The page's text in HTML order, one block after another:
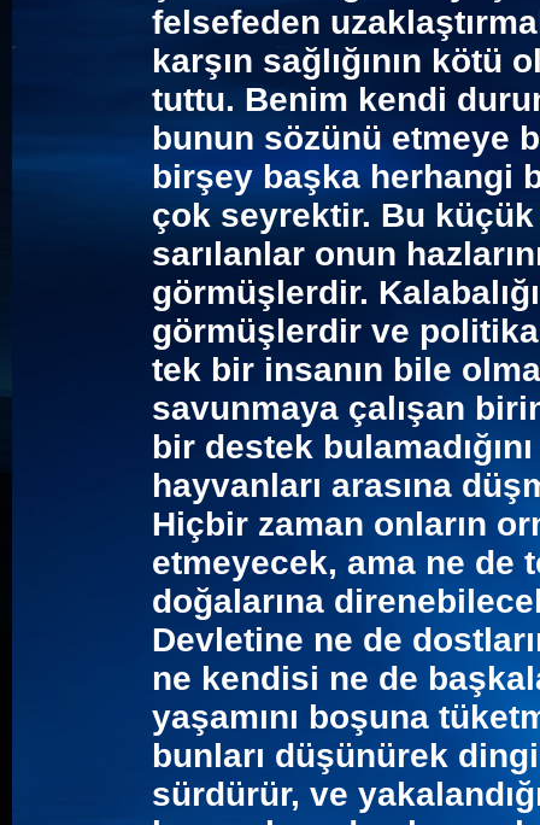
felsefeden
karşın sağlığının kötü
tuttu. Benim kendi
bunun sözünü etmeye
birşey başka herhangi
çok seyrektir. Bu küçük
sarılanlar onun
görmüşlerdir.
görmüşlerdir ve
tek bir insanın bile
savunmaya çalışan
bir destek
hayvanları arasına
Hiçbir zaman onların
etmeyecek, ama ne de
doğalarına
Devletine ne de
ne kendisi ne de
yaşamını boşuna
bunları düşünürek
sürdürür, ve